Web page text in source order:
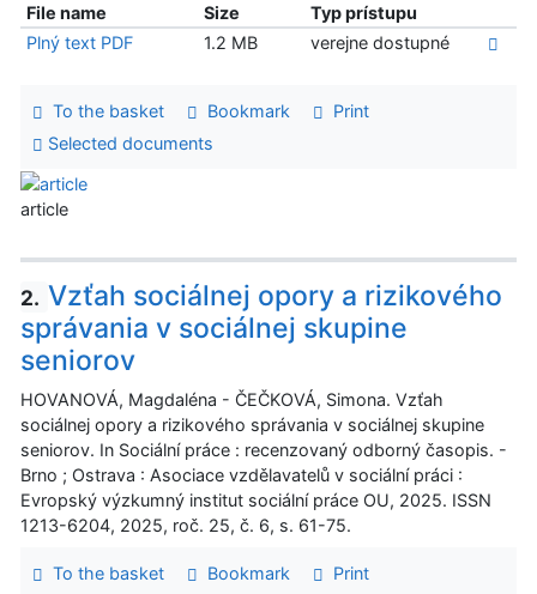
File name
Size
Typ prístupu
Plný text PDF
1.2 MB verejne dostupné
To the basket Bookmark
Print
Selected documents
article
2. Vzťah sociálnej opory a rizikového
správania v sociálnej skupine
seniorov
HOVANOVÁ, Magdaléna - ČEČKOVÁ, Simona. Vzťah
sociálnej opory a rizikového správania v sociálnej skupine
seniorov. In Sociální práce : recenzovaný odborný časopis. -
Brno ; Ostrava : Asociace vzdělavatelů v sociální práci :
Evropský výzkumný institut sociální práce OU, 2025. ISSN
1213-6204, 2025, roč. 25, č. 6, s. 61-75.
To the basket Bookmark
Print